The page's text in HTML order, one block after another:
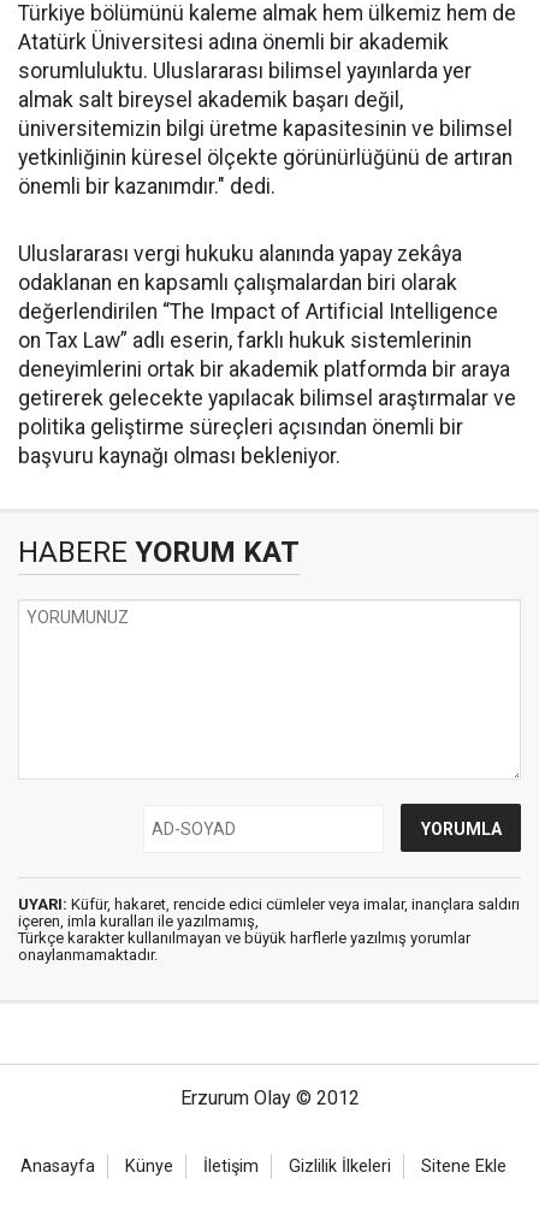
Türkiye bölümünü kaleme almak hem ülkemiz hem de
Atatürk Üniversitesi adına önemli bir akademik
sorumluluktu. Uluslararası bilimsel yayınlarda yer
almak salt bireysel akademik başarı değil,
üniversitemizin bilgi üretme kapasitesinin ve bilimsel
yetkinliğinin küresel ölçekte görünürlüğünü de artıran
önemli bir kazanımdır." dedi.
Uluslararası vergi hukuku alanında yapay zekâya
odaklanan en kapsamlı çalışmalardan biri olarak
değerlendirilen “The Impact of Artificial Intelligence
on Tax Law” adlı eserin, farklı hukuk sistemlerinin
deneyimlerini ortak bir akademik platformda bir araya
getirerek gelecekte yapılacak bilimsel araştırmalar ve
politika geliştirme süreçleri açısından önemli bir
başvuru kaynağı olması bekleniyor.
HABERE YORUM KAT
UYARI: Küfür, hakaret, rencide edici cümleler veya imalar, inançlara saldırı
içeren, imla kuralları ile yazılmamış,
Türkçe karakter kullanılmayan ve büyük harflerle yazılmış yorumlar
onaylanmamaktadır.
Erzurum Olay © 2012
Anasayfa Künye İletişim Gizlilik İlkeleri Sitene Ekle